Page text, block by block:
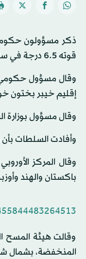
قوته 6.5 درجة في ساعة متأخرة من مساء الثلاثاء.
إقليم خيبر بختون
وقال مسؤول بوزارة الصحة، إن 4 على الأقل لقوا
وأفادت السلطات
باكستان والهند
وقالت هيئة المسح
المنخفضة، بشمال شرقي